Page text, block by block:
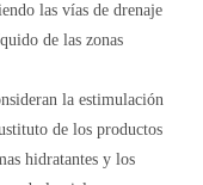
las vías de drenaje
de las zonas
la estimulación
de los productos
hidratantes y los